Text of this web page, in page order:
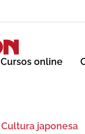
Cursos online
Cultura japonesa